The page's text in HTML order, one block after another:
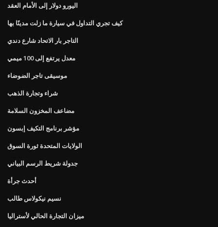
اليورو دولار إلى الأمام العقد
كيف تجري التداول في سيارة ما زلت مدينًا بها
التاجر بار الاتحاد شارع دندي
معدل يرتفع إلى 100 ميمي
موسيقى تاجر الضوضاء
شراء وتجارة الذهب
مضاعف المخزون السلامة
مؤشر برنامج التكيف إبسون
الولايات المتحدة ثورة السوق
جدولة شريط الرسم البياني
أحدث جرأة
نسيم نيكولاس طالب
ميزان التجارة الحالي لأستراليا